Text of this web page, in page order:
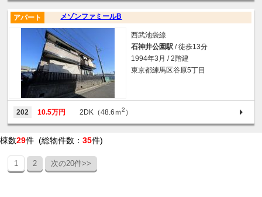
メゾンファミールB
アパート
西武池袋線
石神井公園駅 / 徒歩13分
1994年3月 / 2階建
東京都練馬区谷原5丁目
202 10.5万円 2DK（48.6ｍ2 ）
棟数29件 (総物件数： 35件)
1 2 次の20件>>